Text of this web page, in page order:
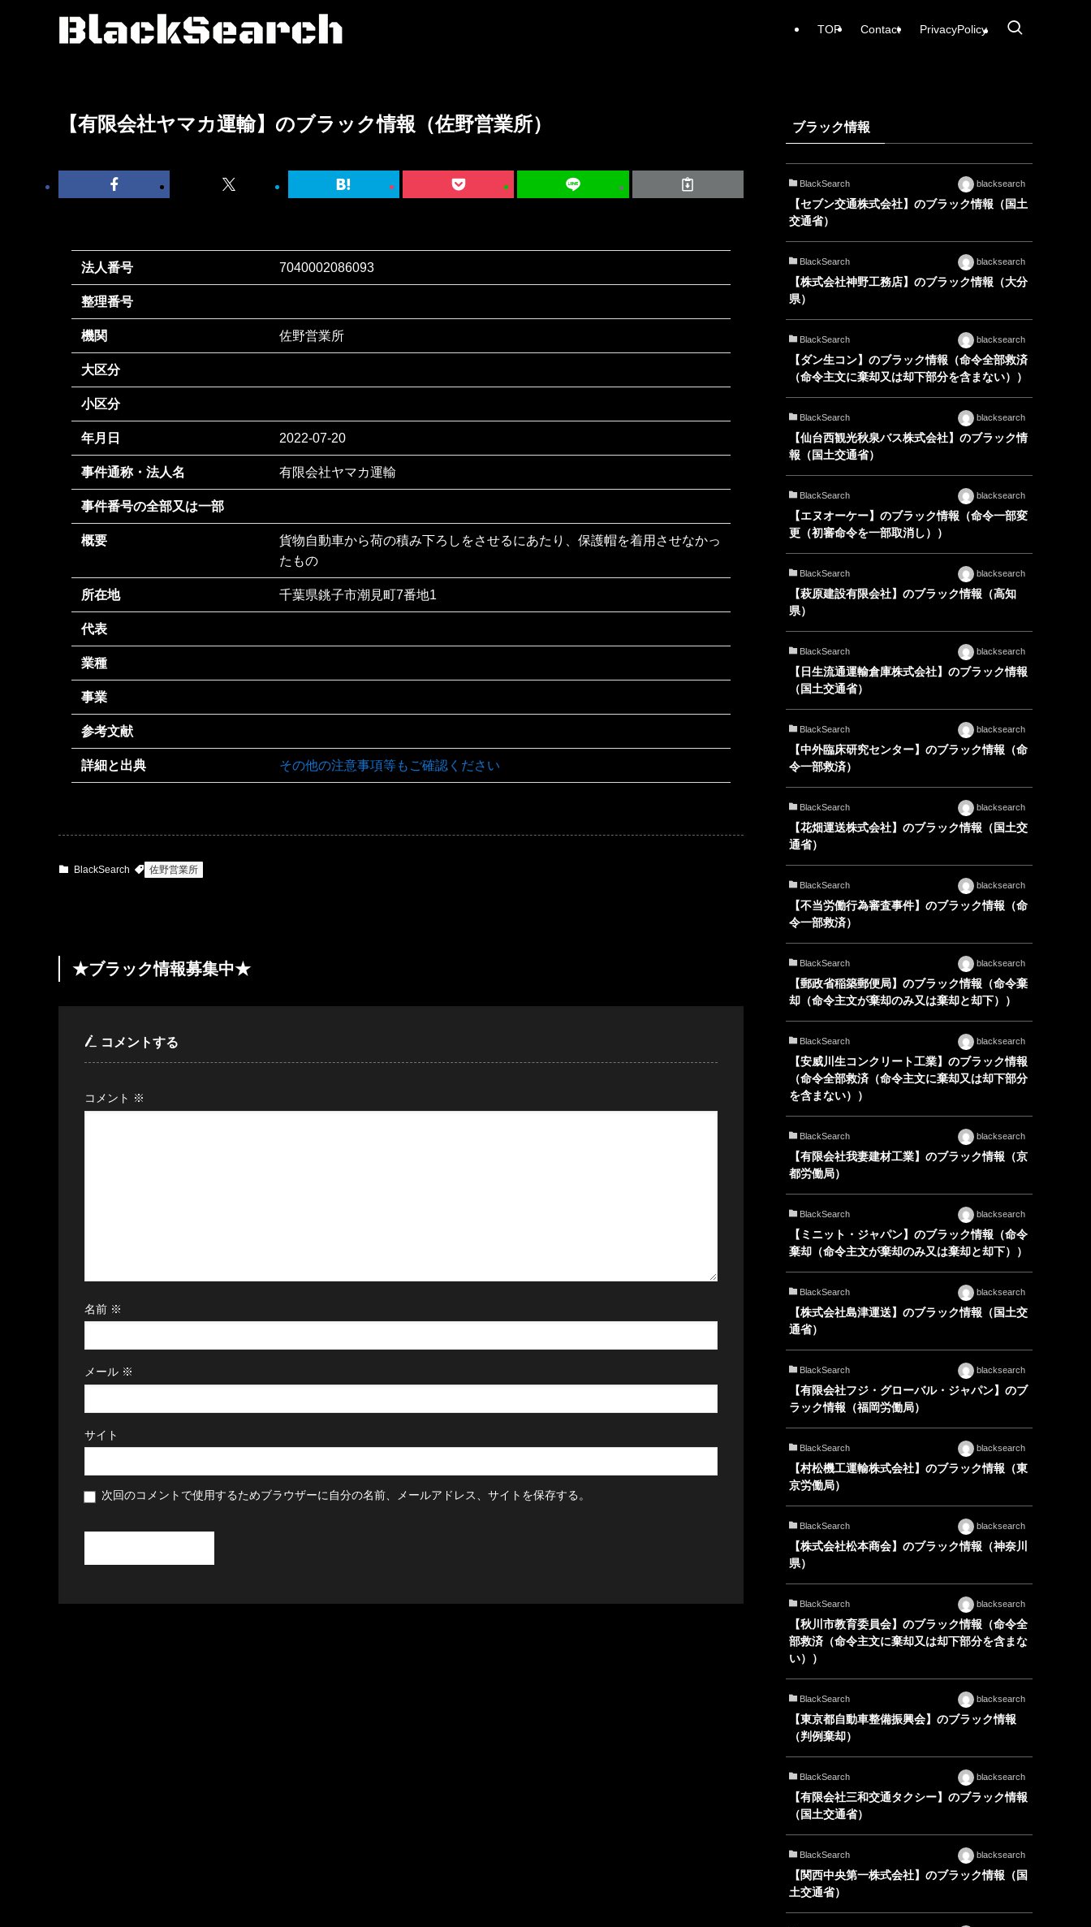
TOP Contact PrivacyPolicy
【有限会社ヤマカ運輸】のブラック情報（佐野営業所）
法人番号 7040002086093
整理番号
機関 佐野営業所
大区分
小区分
年月日 2022-07-20
事件通称・法人名 有限会社ヤマカ運輸
事件番号の全部又は一部
概要
貨物自動車から荷の積み下ろしをさせるにあたり、保護帽を着用させなかっ
たもの
所在地 千葉県銚子市潮見町7番地1
代表
業種
事業
参考文献
詳細と出典 その他の注意事項等もご確認ください
BlackSearch 佐野営業所
★ブラック情報募集中★
コメントする
コメント ※
名前 ※
メール ※
サイト
次回のコメントで使用するためブラウザーに自分の名前、メールアドレス、サイトを保存する。
ブラック情報
BlackSearch blacksearch
【セブン交通株式会社】のブラック情報（国土
交通省）
BlackSearch blacksearch
【株式会社神野工務店】のブラック情報（大分
県）
BlackSearch blacksearch
【ダン生コン】のブラック情報（命令全部救済
（命令主文に棄却又は却下部分を含まない））
BlackSearch blacksearch
【仙台西観光秋泉バス株式会社】のブラック情
報（国土交通省）
BlackSearch blacksearch
【エヌオーケー】のブラック情報（命令一部変
更（初審命令を一部取消し））
BlackSearch blacksearch
【萩原建設有限会社】のブラック情報（高知
県）
BlackSearch blacksearch
【日生流通運輸倉庫株式会社】のブラック情報
（国土交通省）
BlackSearch blacksearch
【中外臨床研究センター】のブラック情報（命
令一部救済）
BlackSearch blacksearch
【花畑運送株式会社】のブラック情報（国土交
通省）
BlackSearch blacksearch
【不当労働行為審査事件】のブラック情報（命
令一部救済）
BlackSearch blacksearch
【郵政省稲築郵便局】のブラック情報（命令棄
却（命令主文が棄却のみ又は棄却と却下））
BlackSearch blacksearch
【安威川生コンクリート工業】のブラック情報
（命令全部救済（命令主文に棄却又は却下部分
を含まない））
BlackSearch blacksearch
【有限会社我妻建材工業】のブラック情報（京
都労働局）
BlackSearch blacksearch
【ミニット・ジャパン】のブラック情報（命令
棄却（命令主文が棄却のみ又は棄却と却下））
BlackSearch blacksearch
【株式会社島津運送】のブラック情報（国土交
通省）
BlackSearch blacksearch
【有限会社フジ・グローバル・ジャパン】のブ
ラック情報（福岡労働局）
BlackSearch blacksearch
【村松機工運輸株式会社】のブラック情報（東
京労働局）
BlackSearch blacksearch
【株式会社松本商会】のブラック情報（神奈川
県）
BlackSearch blacksearch
【秋川市教育委員会】のブラック情報（命令全
部救済（命令主文に棄却又は却下部分を含まな
い））
BlackSearch blacksearch
【東京都自動車整備振興会】のブラック情報
（判例棄却）
BlackSearch blacksearch
【有限会社三和交通タクシー】のブラック情報
（国土交通省）
BlackSearch blacksearch
【関西中央第一株式会社】のブラック情報（国
土交通省）